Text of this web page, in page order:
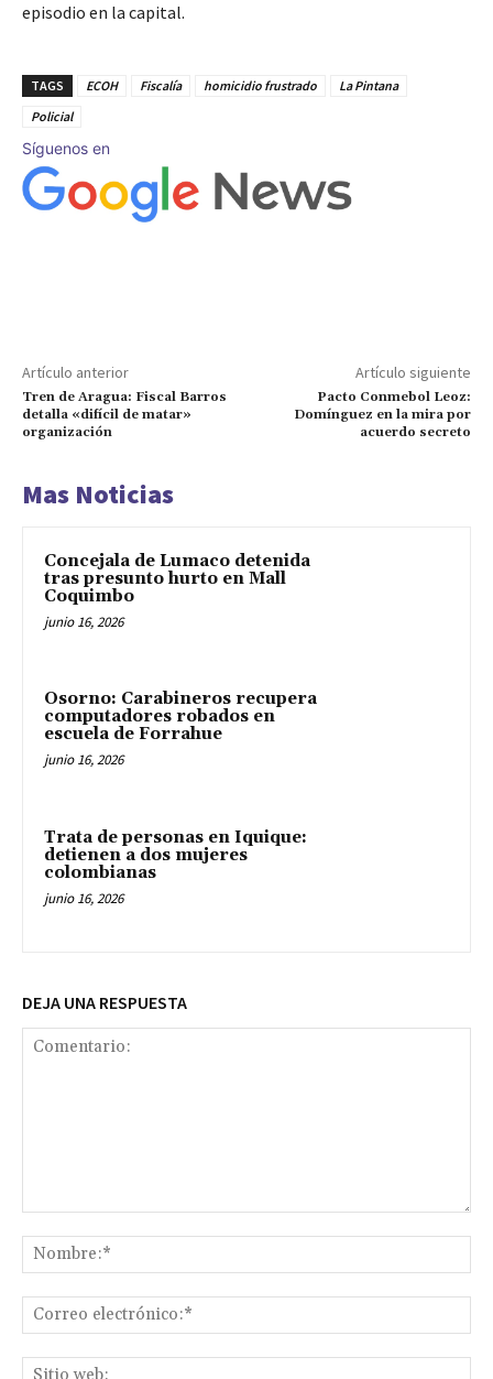
episodio en la capital.
TAGS ECOH Fiscalía homicidio frustrado
La Pintana
Policial
Síguenos en
Artículo anterior
Tren de Aragua: Fiscal Barros
detalla «difícil de matar»
organización
Artículo siguiente
Pacto Conmebol Leoz:
Domínguez en la mira por
acuerdo secreto
Mas Noticias
Concejala de Lumaco detenida
tras presunto hurto en Mall
Coquimbo
junio 16, 2026
Osorno: Carabineros recupera
computadores robados en
escuela de Forrahue
junio 16, 2026
Trata de personas en Iquique:
detienen a dos mujeres
colombianas
junio 16, 2026
DEJA UNA RESPUESTA